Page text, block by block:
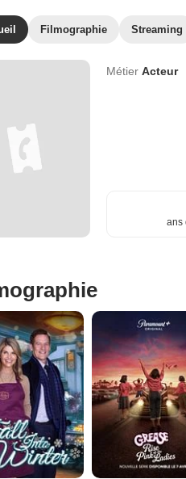
Filmographie Streaming
Métier Acteur
ans